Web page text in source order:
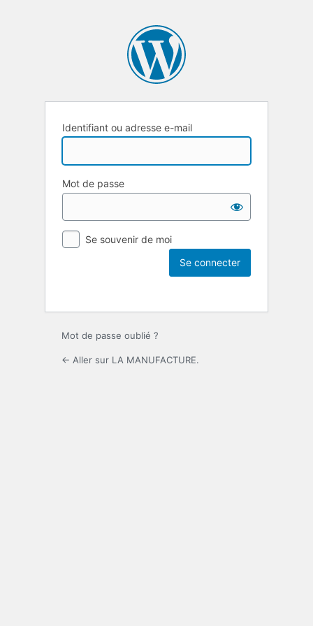
Identifiant ou adresse e-mail
Mot de passe
Se souvenir de moi
Mot de passe oublié ?
← Aller sur LA MANUFACTURE.